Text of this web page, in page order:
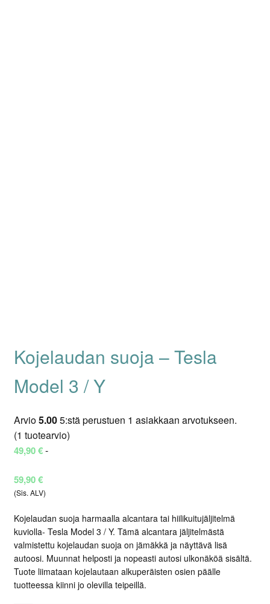
Kojelaudan suoja – Tesla
Model 3 / Y
Arvio5.005:stä perustuen 1 asiakkaan arvotukseen.
(1 tuotearvio)
49,90€-
59,90€Hintaluokka:
49,90 €
59,90 €
(Sis. ALV)
Kojelaudan suoja harmaalla alcantara tai hiilikuitujäljitelmä
kuviolla- Tesla Model 3 / Y. Tämä alcantara jäljitelmästä
valmistettu kojelaudan suoja on jämäkkä ja näyttävä lisä
autoosi. Muunnat helposti ja nopeasti autosi ulkonäköä sisältä.
Tuote liimataan kojelautaan alkuperäisten osien päälle
tuotteessa kiinni jo olevilla teipeillä.